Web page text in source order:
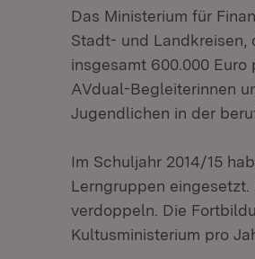
Das Ministerium für
Stadt- und Landkreisen,
insgesamt 600.000
AVdual-Begleiterinnen
Jugendlichen in der
Im Schuljahr 2014/15
Lerngruppen
verdoppeln. Die
Kultusministerium pro